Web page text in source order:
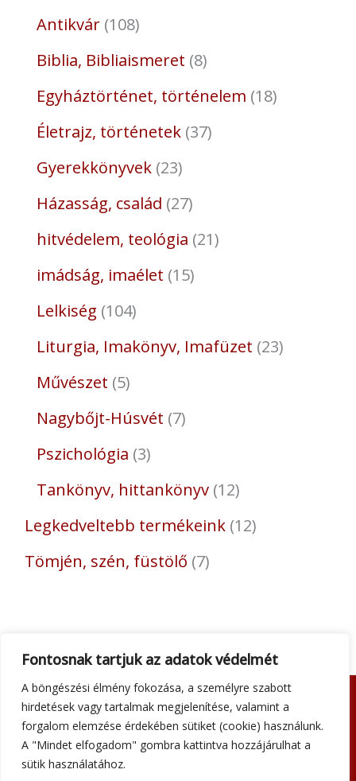
Fontosnak tartjuk az adatok védelmét
A böngészési élmény fokozása, a személyre szabott
hirdetések vagy tartalmak megjelenítése, valamint a
forgalom elemzése érdekében sütiket (cookie) használunk.
A "Mindet elfogadom" gombra kattintva hozzájárulhat a
sütik használatához.
Antikvár 108
Biblia, Bibliaismeret 8
Egyháztörténet, történelem 18
Életrajz, történetek 37
Gyerekkönyvek 23
Házasság, család 27
hitvédelem, teológia 21
imádság, imaélet 15
Lelkiség 104
Liturgia, Imakönyv, Imafüzet 23
Művészet 5
Nagybőjt-Húsvét 7
Pszichológia 3
Tankönyv, hittankönyv 12
Legkedveltebb termékeink 12
Tömjén, szén, füstölő 7
Adatkezelési tájékoztató
Általános szerződési feltételek